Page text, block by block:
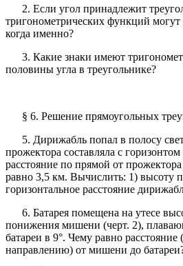
2. Если угол принадлежит
тригонометрических функций
когда именно?
3. Какие знаки имеют
половины угла в треугольнике?
§ 6. Решение прямоугольных
5. Дирижабль попал в полосу
прожектора составляла с
расстояние по прямой от
равно 3,5 км. Вычислить: 1) высоту
горизонтальное расстояние
6. Батарея помещена на утесе
понижения мишени (черт. 2),
батареи в 9°. Чему равно
направлению) от мишени до